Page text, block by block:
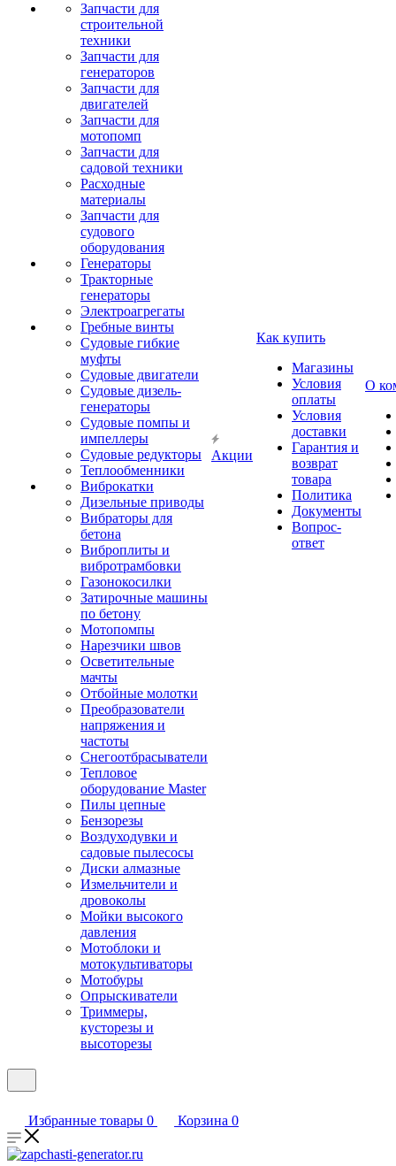
Запчасти для
строительной
техники
Запчасти для
генераторов
Запчасти для
двигателей
Запчасти для
мотопомп
Запчасти для
садовой техники
Расходные
материалы
Запчасти для
судового
оборудования
Генераторы
Тракторные
генераторы
Электроагрегаты
Гребные винты
Судовые гибкие
муфты
Судовые двигатели
Судовые дизель-
генераторы
Судовые помпы и
импеллеры
Судовые редукторы
Теплообменники
Виброкатки
Дизельные приводы
Вибраторы для
бетона
Виброплиты и
вибротрамбовки
Газонокосилки
Затирочные машины
по бетону
Мотопомпы
Нарезчики швов
Осветительные
мачты
Отбойные молотки
Преобразователи
напряжения и
частоты
Снегоотбрасыватели
Тепловое
оборудование Master
Пилы цепные
Бензорезы
Воздуходувки и
садовые пылесосы
Диски алмазные
Измельчители и
дровоколы
Мойки высокого
давления
Мотоблоки и
мотокультиваторы
Мотобуры
Опрыскиватели
Триммеры,
кусторезы и
высоторезы
Акции
Как купить
Магазины
Условия
оплаты
Условия
доставки
Гарантия и
возврат
товара
Политика
Документы
Вопрос-
ответ
О
Избранные товары 0 Корзина 0